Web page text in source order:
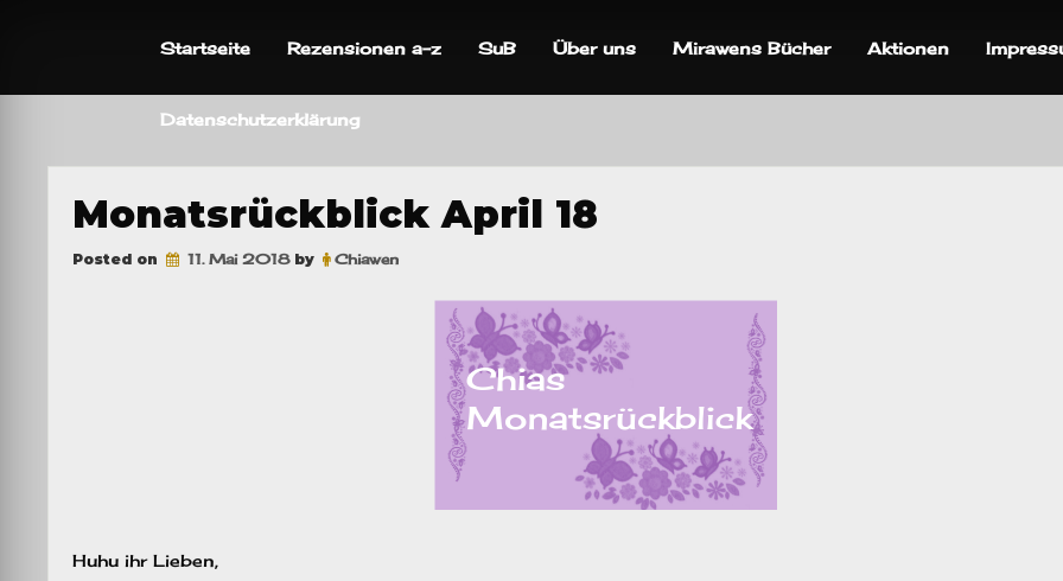
Startseite Rezensionen a-z SuB Über uns Mirawens Bücher Aktionen
Datenschutzerklärung
Monatsrückblick April 18
Posted on 11. Mai 2018by Chiawen
Huhu ihr Lieben,